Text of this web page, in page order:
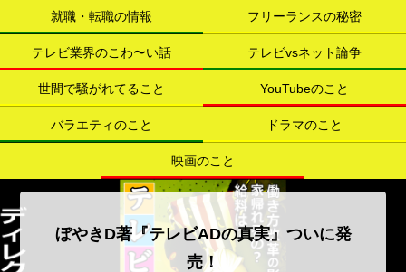
就職・転職の情報 フリーランスの秘密
テレビ業界のこわ〜い話 テレビvsネット論争
世間で騒がれてること YouTubeのこと
バラエティのこと ドラマのこと
映画のこと
ぼやきD著『テレビADの真実』ついに発
売！